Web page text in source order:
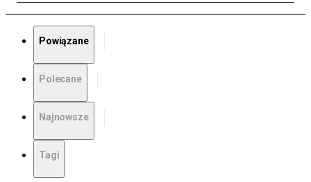
Powiązane
Polecane
Najnowsze
Tagi